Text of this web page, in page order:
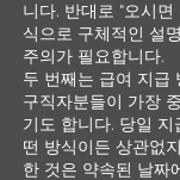
니다. 반대로 “오시
식으로 구체적인 설
주의가 필요합니다.
두 번째는 급여 지급
구직자분들이 가장
기도 합니다. 당일
떤 방식이든 상관없
한 것은 약속된 날짜